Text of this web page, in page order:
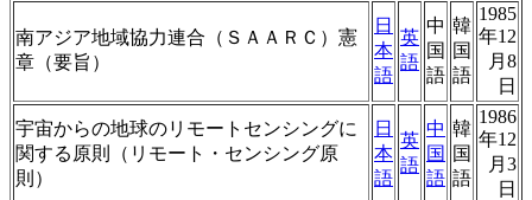
南アジア地域協力連合（ＳＡＡＲＣ）憲
章（要旨）
日
本
語
英
語
中
国
語
韓
国
語
1985
年12
月8
日
宇宙からの地球のリモートセンシングに
関する原則（リモート・センシング原
則）
日
本
語
英
語
中
国
語
韓
国
語
1986
年12
月3
日